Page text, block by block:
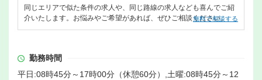
同じエリアで似た条件の求人や、同じ路線の求人なども喜んでご紹
介いたします。お悩みやご希望があれば、ぜひご相談ください。
無料で相談する
勤務時間
平日:08時45分～17時00分（休憩60分）,土曜:08時45分～12